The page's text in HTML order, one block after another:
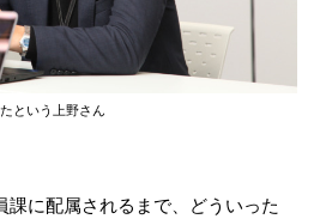
という上野さん
課に配属されるまで、どういった